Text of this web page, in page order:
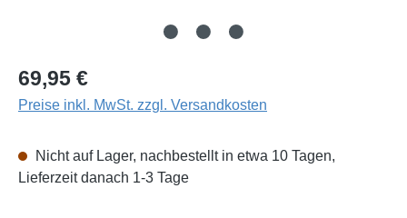
Regulärer Preis:
69,95 €
Preise inkl. MwSt. zzgl. Versandkosten
Nicht auf Lager, nachbestellt in etwa 10 Tagen,
Lieferzeit danach 1-3 Tage